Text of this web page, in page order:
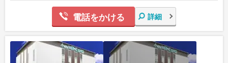
電話をかける 詳細